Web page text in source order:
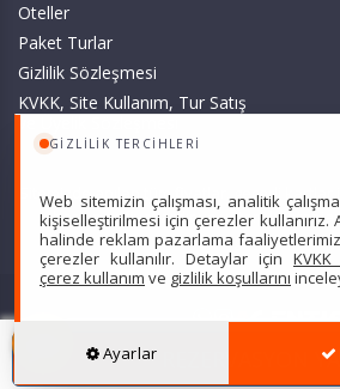
GIZLILIK TERCIHLERI
Web sitemizin çalışması, analitik
kişiselleştirilmesi için çerezler kullanırız.
halinde reklam pazarlama
çerezler kullanılır. Detaylar için
çerez kullanım ve gizlilik koşullarını
Ayarlar REZERVASYON
Oteller
Paket Turlar
Gizlilik Sözleşmesi
KVKK, Site Kullanım, Tur Satış
Sitemizde anılan tüm fiyatlar, geçerli
başlangıç fiyatlardır ve yeterli
geçerlidir.
Scarpe Turizm Seyahat Acentası Türsab:
Gizlilik Sözleşmesi